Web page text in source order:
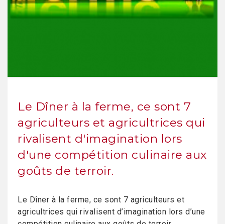
Le Dîner à la ferme, ce sont 7
agriculteurs et agricultrices qui
rivalisent d'imagination lors
d'une compétition culinaire aux
goûts de terroir.
Le Dîner à la ferme, ce sont 7 agriculteurs et
agricultrices qui rivalisent d’imagination lors d’une